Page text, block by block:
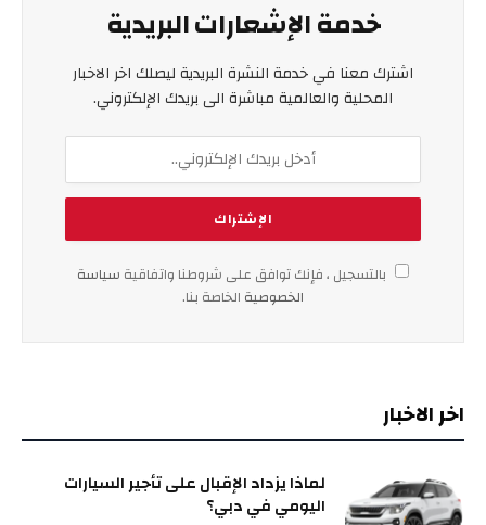
خدمة الإشعارات البريدية
اشترك معنا في خدمة النشرة البريدية ليصلك اخر الاخبار
المحلية والعالمية مباشرة الى بريدك الإلكتروني.
بالتسجيل ، فإنك توافق على شروطنا واتفاقية سياسة
الخصوصية الخاصة بنا.
اخر الاخبار
لماذا يزداد الإقبال على تأجير السيارات
اليومي في دبي؟